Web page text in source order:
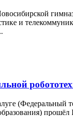
и
(Федеральный